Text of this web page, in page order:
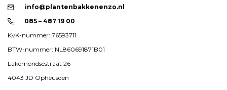
info@plantenbakkenenzo.nl
085 – 487 19 00
KvK-nummer: 76593711
BTW-nummer: NL860691871B01
Lakemondsestraat 26
4043 JD Opheusden